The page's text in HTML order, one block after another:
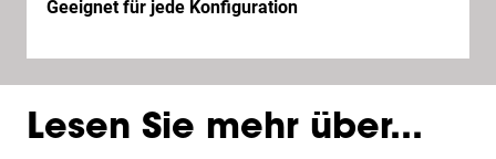
Geeignet für jede Konfiguration
Lesen Sie mehr über...